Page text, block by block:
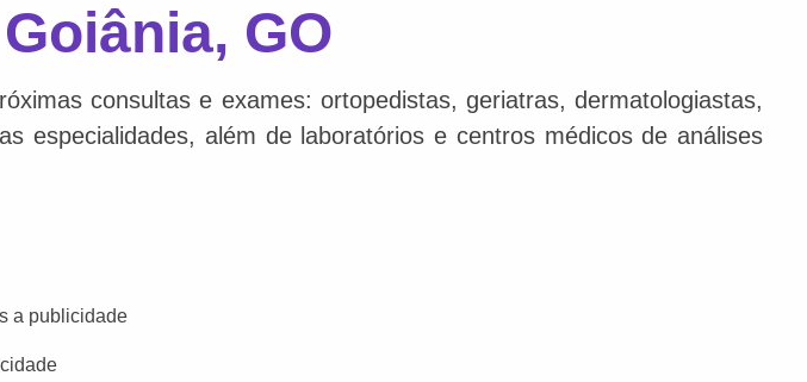
GO
consultas e exames: ortopedistas, geriatras, dermatologiastas,
especialidades, além de laboratórios e centros médicos de análises
a publicidade